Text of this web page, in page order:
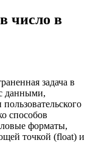
число в
задача в
данными,
способов
форматы,
точкой (float) и